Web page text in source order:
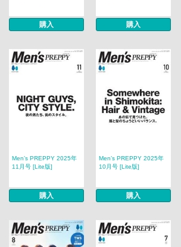
購入 購入
Men’s PREPPY 2025年
11月号 [Lite版]
購入
Men’s PREPPY 2025年
10月号 [Lite版]
購入